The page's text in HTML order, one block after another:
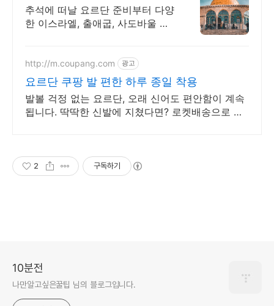
추석에 떠날 요르단 준비부터 다양
한 이스라엘, 출애굽, 사도바울 성
http://m.coupang.com 광고
요르단 쿠팡 발 편한 하루 종일 착용
발볼 걱정 없는 요르단, 오래 신어도 편안함이 계속
됩니다. 딱딱한 신발에 지쳤다면? 로켓배송으로 편
2 구독하기
10분전
나만알고싶은꿀팁 님의 블로그입니다.